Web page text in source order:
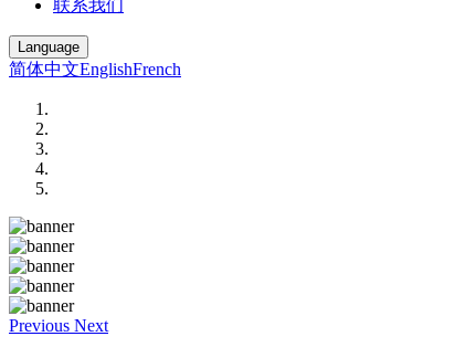
联系我们
Language
简体中文EnglishFrench
Previous Next